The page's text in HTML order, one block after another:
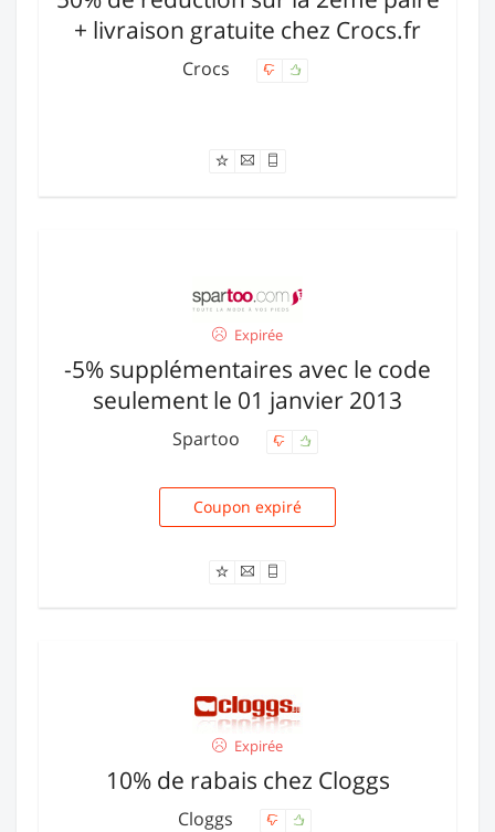
+ livraison gratuite chez Crocs.fr
Crocs
Expirée
-5% supplémentaires avec le code
seulement le 01 janvier 2013
Spartoo
ANNEE13
Coupon expiré
Expirée
10% de rabais chez Cloggs
Cloggs